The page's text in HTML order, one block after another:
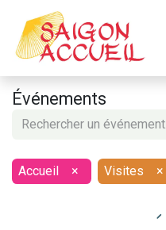
Événements
Accueil × Visites ×